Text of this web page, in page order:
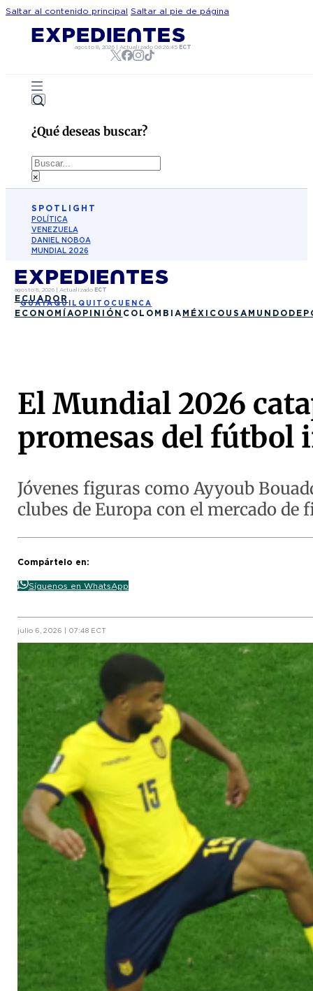
Saltar al contenido principal Saltar al pie de página
agosto 8, 2026| Actualizado 06:26:45 ECT
¿Qué deseas buscar?
Buscar
×
SPOTLIGHT
POLÍTICA
VENEZUELA
DANIEL NOBOA
MUNDIAL 2026
agosto 8, 2026| Actualizado ECT
ECUADOR
GUAYAQUIL QUITO CUENCA
ECONOMÍAOPINIÓN COLOMBIA MÉXICO USA MUNDO
El Mundial 2026
promesas del fútbol
Jóvenes figuras como Ayyoub
clubes de Europa con el mercado de
Compártelo en:
Síguenos en WhatsApp
julio 6, 2026 | 07:48 ECT